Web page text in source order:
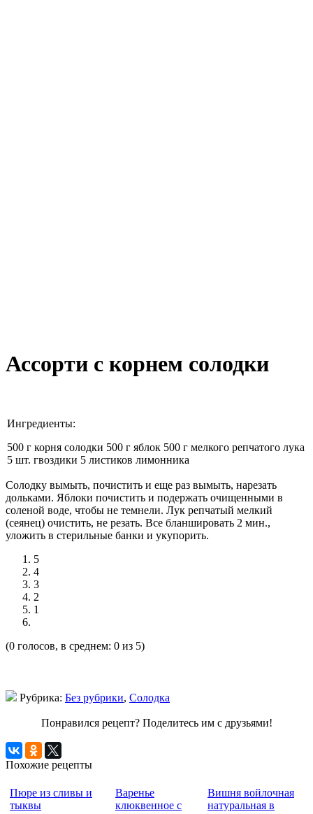
Ассорти с корнем солодки
Ингредиенты:
500 г корня солодки 500 г яблок 500 г мелкого репчатого лука
5 шт. гвоздики 5 листиков лимонника
Солодку вымыть, почистить и еще раз вымыть, нарезать
дольками. Яблоки почистить и подержать очищенными в
соленой воде, чтобы не темнели. Лук репчатый мелкий
(сеянец) очистить, не резать. Все бланшировать 2 мин.,
уложить в стерильные банки и укупорить.
5
4
3
2
1
(0 голосов, в среднем: 0 из 5)
Рубрика: Без рубрики, Солодка
Понравился рецепт? Поделитесь им с друзьями!
Похожие рецепты
Пюре из сливы и
тыквы
Варенье
клюквенное с
Вишня войлочная
натуральная в